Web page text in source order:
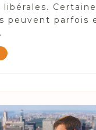
libérales.
peuvent parfois